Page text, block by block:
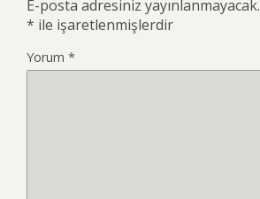
E-posta adresiniz yayınlanmayacak.
* ile işaretlenmişlerdir
Yorum *